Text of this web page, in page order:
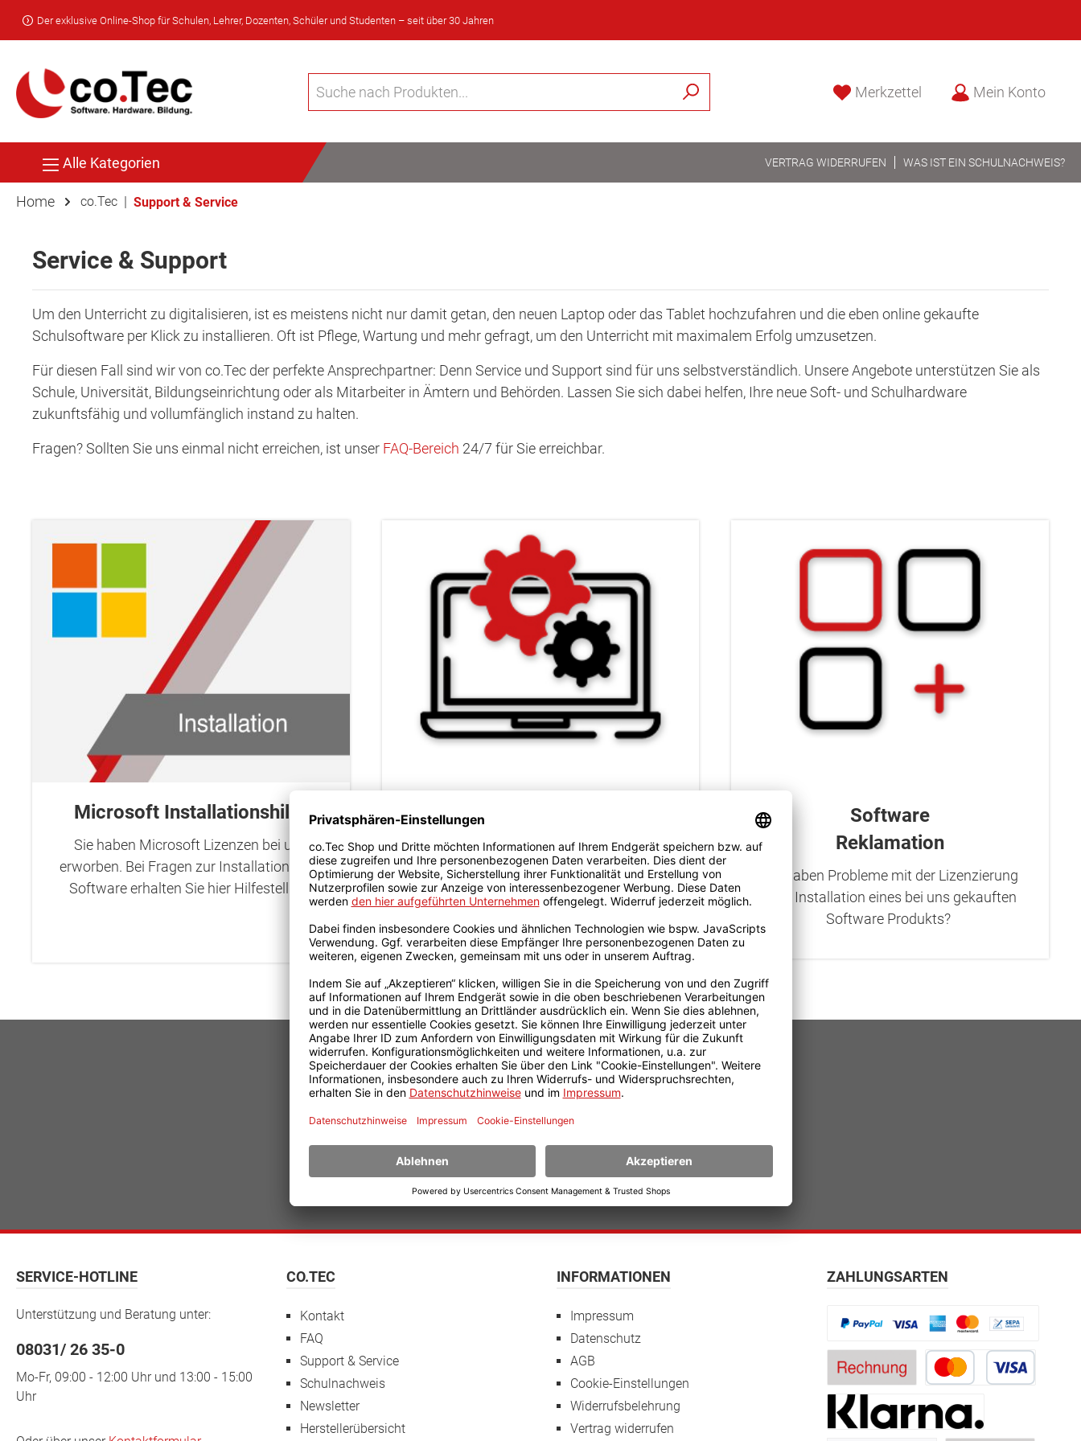
Der exklusive Online-Shop für Schulen, Lehrer, Dozenten, Schüler und Studenten – seit über 30 Jahren
Merkzettel Mein Konto
Alle Kategorien VERTRAG WIDERRUFEN WAS IST EIN SCHULNACHWEIS?
Home co.Tec | Support & Service
Service & Support
Um den Unterricht zu digitalisieren, ist es meistens nicht nur damit getan, den neuen Laptop oder das Tablet hochzufahren und die eben online gekaufte
Schulsoftware per Klick zu installieren. Oft ist Pflege, Wartung und mehr gefragt, um den Unterricht mit maximalem Erfolg umzusetzen.
Für diesen Fall sind wir von co.Tec der perfekte Ansprechpartner: Denn Service und Support sind für uns selbstverständlich. Unsere Angebote unterstützen Sie als
Schule, Universität, Bildungseinrichtung oder als Mitarbeiter in Ämtern und Behörden. Lassen Sie sich dabei helfen, Ihre neue Soft- und Schulhardware
zukunftsfähig und vollumfänglich instand zu halten.
Fragen? Sollten Sie uns einmal nicht erreichen, ist unser FAQ-Bereich 24/7 für Sie erreichbar.
Microsoft Installationshilfe
Sie haben Microsoft Lizenzen bei uns
erworben. Bei Fragen zur Installation Ihrer
Software erhalten Sie hier Hilfestellung
Garantie
Sie haben ein defektes Produkt? Hier finden
Sie alle Informationen zur Garantie.
Software
Reklamation
Sie haben Probleme mit der Lizenzierung
oder Installation eines bei uns gekauften
Software Produkts?
IHRE VORTEILE
✓ Zertifizierter Onlineshop
✓ Günstige Bildungspreise
✓ Schnelle Abwicklung von Garantieansprüchen
✓ Mit Käuferschutz
SERVICE-HOTLINE
Unterstützung und Beratung unter:
08031/ 26 35-0
Mo-Fr, 09:00 - 12:00 Uhr und 13:00 - 15:00
Uhr
CO.TEC
Kontakt
FAQ
Support & Service
Schulnachweis
Newsletter
Herstellerübersicht
INFORMATIONEN
Impressum
Datenschutz
AGB
Cookie-Einstellungen
Widerrufsbelehrung
Vertrag widerrufen
ZAHLUNGSARTEN